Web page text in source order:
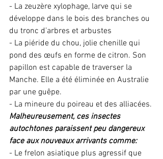
- La zeuzère xylophage, larve qui se
développe dans le bois des branches ou
du tronc d’arbres et arbustes
- La piéride du chou, jolie chenille qui
pond des œufs en forme de citron. Son
papillon est capable de traverser la
Manche. Elle a été éliminée en Australie
par une guêpe.
- La mineure du poireau et des alliacées.
Malheureusement, ces insectes
autochtones paraissent peu dangereux
face aux nouveaux arrivants comme:
- Le frelon asiatique plus agressif que